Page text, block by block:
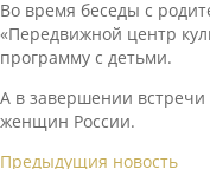
Во время беседы с
«Передвижной центр
программу с детьми.
А в завершении
женщин России.
Предыдущия новость